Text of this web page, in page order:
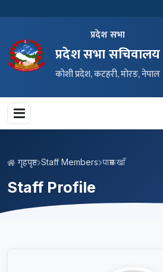
प्रदेश सभा
प्रदेश सभा सचिवालय
कोशी प्रदेश, कटहरी, मोरङ, नेपाल
गृहपृष्ठ Staff Members पाक्रम खाँ
Staff Profile